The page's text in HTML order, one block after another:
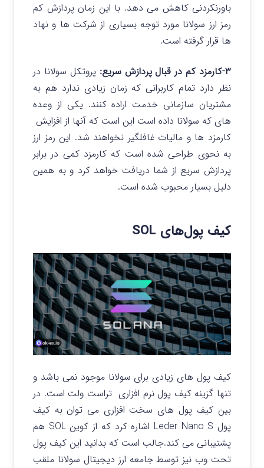
باورنکردنی کاهش می دهد. با این زمان پردازش کم
رمز ارز سولانا مورد توجه بسیاری از شرکت ها و نهاد
ها قرار گرفته است.
۳-کارمزد کم در قبال پردازش سریع:
پروتکل سولانا در
نظر دارد تمام کاربرانی که زمان زیادی ندارد هم به
مشتریان سازمانی خدمت اراده کنند. یکی از وعده
های که سولانا داده است این است که آنها از افزایش
کارمزد ها و مالیات غافلگیر نخواهند شد. این رمز ارز
به نحوی طراحی شده است که کارمزد کمی در برابر
پردازش سریع از شما دریافت خواهد کرد و به همین
دلیل بسیار محبوب شده است.
کیف پول‌های SOL
کیف پول های زیادی برای سولانا موجود نمی باشد و
تنها گزینه کیف پول نرم افزاری تراست ولت است. در
بین کیف پول های سخت افزاری می توان به کیف
پول Leder Nano S اشاره کرد که از کوین SOL هم
پشتیبانی می کند.جالب است که بدانید این کیف پول
تحت وب نیز توسط جامعه ارز دیجیتال سولانا ملقب